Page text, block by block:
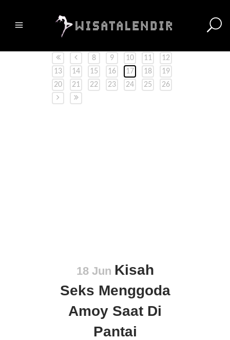
8 9 10 11
12
13
14 15 16 17 18
19
20
21 22 23 24 25 26
18 Jun Kisah
Seks Menggoda
Amoy Saat Di
Pantai